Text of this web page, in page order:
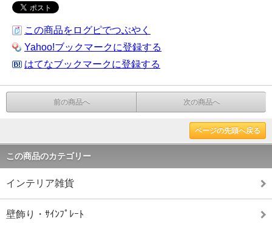
この商品をログピでつぶやく
Yahoo!ブックマークに登録する
はてなブックマークに登録する
前の商品へ 次の商品へ
ページの先頭へ戻る
この商品のカテゴリー
インテリア雑貨
壁飾り・ｻｲﾝﾌﾟﾚｰﾄ